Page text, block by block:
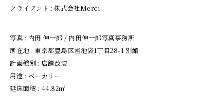
クライアント : 株式会社Merci
写真 : 内田 伸一郎 / 内田伸一郎写真事務所
所在地 : 東京都豊島区南池袋1丁目28-1 別館
計画種別 : 店舗改装
用途 : ベーカリー
延床面積 : 44.82㎡